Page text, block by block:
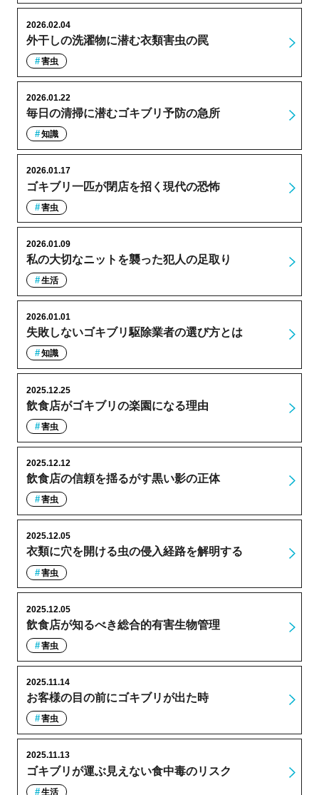
外干しの洗濯物に潜む衣類害虫の罠
2026.02.04
害虫
毎日の清掃に潜むゴキブリ予防の急所
2026.01.22
知識
ゴキブリ一匹が閉店を招く現代の恐怖
2026.01.17
害虫
私の大切なニットを襲った犯人の足取り
2026.01.09
生活
失敗しないゴキブリ駆除業者の選び方とは
2026.01.01
知識
飲食店がゴキブリの楽園になる理由
2025.12.25
害虫
飲食店の信頼を揺るがす黒い影の正体
2025.12.12
害虫
衣類に穴を開ける虫の侵入経路を解明する
2025.12.05
害虫
飲食店が知るべき総合的有害生物管理
2025.12.05
害虫
お客様の目の前にゴキブリが出た時
2025.11.14
害虫
ゴキブリが運ぶ見えない食中毒のリスク
2025.11.13
生活